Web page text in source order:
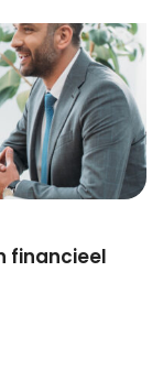
financieel